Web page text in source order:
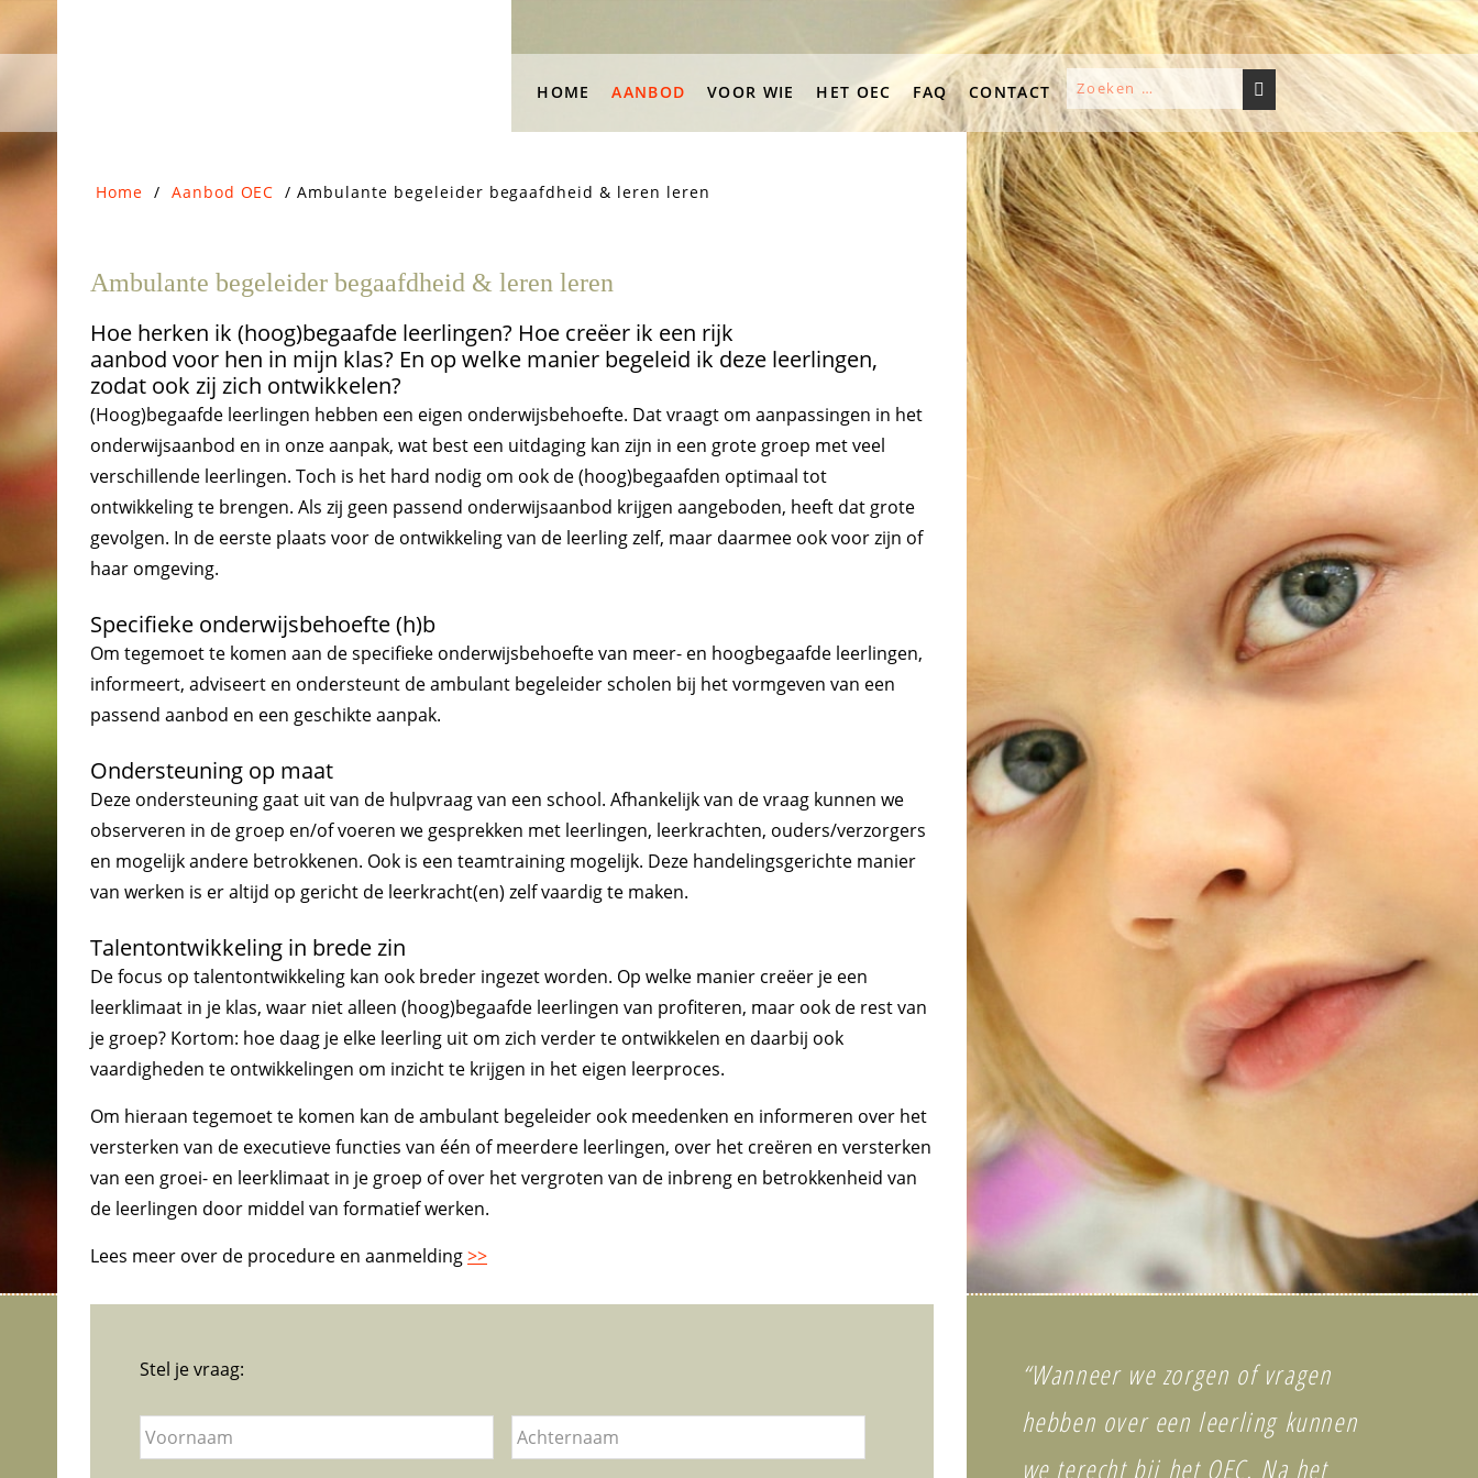
inhoud
HOME AANBOD VOOR WIE HET OEC FAQ CONTACT
Home / Aanbod OEC / Ambulante begeleider begaafdheid & leren leren
Ambulante begeleider begaafdheid & leren leren
Hoe herken ik (hoog)begaafde leerlingen? Hoe creëer ik een rijk
aanbod voor hen in mijn klas? En op welke manier begeleid ik deze leerlingen,
zodat ook zij zich ontwikkelen?
(Hoog)begaafde leerlingen hebben een eigen onderwijsbehoefte. Dat vraagt om aanpassingen in het
onderwijsaanbod en in onze aanpak, wat best een uitdaging kan zijn in een grote groep met veel
verschillende leerlingen. Toch is het hard nodig om ook de (hoog)begaafden optimaal tot
ontwikkeling te brengen. Als zij geen passend onderwijsaanbod krijgen aangeboden, heeft dat grote
gevolgen. In de eerste plaats voor de ontwikkeling van de leerling zelf, maar daarmee ook voor zijn of
haar omgeving.
Specifieke onderwijsbehoefte (h)b
Om tegemoet te komen aan de specifieke onderwijsbehoefte van meer- en hoogbegaafde leerlingen,
informeert, adviseert en ondersteunt de ambulant begeleider scholen bij het vormgeven van een
passend aanbod en een geschikte aanpak.
Ondersteuning op maat
Deze ondersteuning gaat uit van de hulpvraag van een school. Afhankelijk van de vraag kunnen we
observeren in de groep en/of voeren we gesprekken met leerlingen, leerkrachten, ouders/verzorgers
en mogelijk andere betrokkenen. Ook is een teamtraining mogelijk. Deze handelingsgerichte manier
van werken is er altijd op gericht de leerkracht(en) zelf vaardig te maken.
Talentontwikkeling in brede zin
De focus op talentontwikkeling kan ook breder ingezet worden. Op welke manier creëer je een
leerklimaat in je klas, waar niet alleen (hoog)begaafde leerlingen van profiteren, maar ook de rest van
je groep? Kortom: hoe daag je elke leerling uit om zich verder te ontwikkelen en daarbij ook
vaardigheden te ontwikkelingen om inzicht te krijgen in het eigen leerproces.
Om hieraan tegemoet te komen kan de ambulant begeleider ook meedenken en informeren over het
versterken van de executieve functies van één of meerdere leerlingen, over het creëren en versterken
van een groei- en leerklimaat in je groep of over het vergroten van de inbreng en betrokkenheid van
de leerlingen door middel van formatief werken.
Lees meer over de procedure en aanmelding>>
Stel je vraag:
V
o
o
Voornaam Achternaam
“Wanneer we zorgen of vragen
hebben over een leerling kunnen
we terecht bij het OEC. Na het